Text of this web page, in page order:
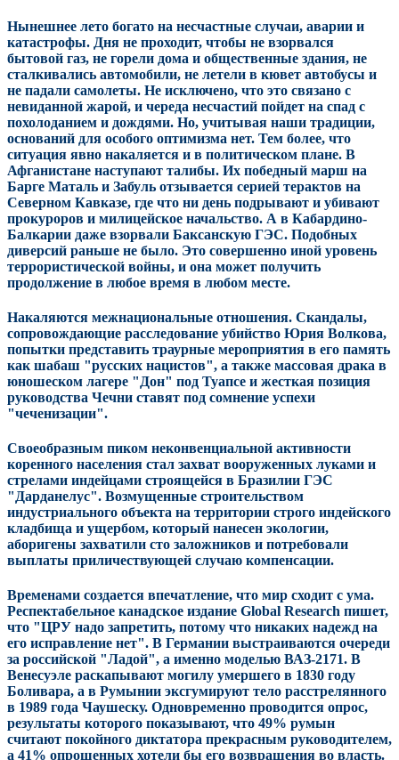
Нынешнее лето богато на несчастные случаи, аварии и
катастрофы. Дня не проходит, чтобы не взорвался
бытовой газ, не горели дома и общественные здания, не
сталкивались автомобили, не летели в кювет автобусы и
не падали самолеты. Не исключено, что это связано с
невиданной жарой, и череда несчастий пойдет на спад с
похолоданием и дождями. Но, учитывая наши традиции,
оснований для особого оптимизма нет. Тем более, что
ситуация явно накаляется и в политическом плане. В
Афганистане наступают талибы. Их победный марш на
Барге Маталь и Забуль отзывается серией терактов на
Северном Кавказе, где что ни день подрывают и убивают
прокуроров и милицейское начальство. А в Кабардино-
Балкарии даже взорвали Баксанскую ГЭС. Подобных
диверсий раньше не было. Это совершенно иной уровень
террористической войны, и она может получить
продолжение в любое время в любом месте.
Накаляются межнациональные отношения. Скандалы,
сопровождающие расследование убийство Юрия Волкова,
попытки представить траурные мероприятия в его память
как шабаш "русских нацистов", а также массовая драка в
юношеском лагере "Дон" под Туапсе и жесткая позиция
руководства Чечни ставят под сомнение успехи
"чеченизации".
Своеобразным пиком неконвенциальной активности
коренного населения стал захват вооруженных луками и
стрелами индейцами строящейся в Бразилии ГЭС
"Дарданелус". Возмущенные строительством
индустриального объекта на территории строго индейского
кладбища и ущербом, который нанесен экологии,
аборигены захватили сто заложников и потребовали
выплаты приличествующей случаю компенсации.
Временами создается впечатление, что мир сходит с ума.
Респектабельное канадское издание Global Research пишет,
что "ЦРУ надо запретить, потому что никаких надежд на
его исправление нет". В Германии выстраиваются очереди
за российской "Ладой", а именно моделью ВАЗ-2171. В
Венесуэле раскапывают могилу умершего в 1830 году
Боливара, а в Румынии эксгумируют тело расстрелянного
в 1989 года Чаушеску. Одновременно проводится опрос,
результаты которого показывают, что 49% румын
считают покойного диктатора прекрасным руководителем,
а 41% опрошенных хотели бы его возвращения во власть.